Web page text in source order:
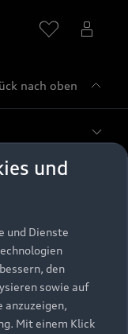
nach oben
und
und Dienste
den
sowie auf
anzuzeigen,
Mit einem Klick